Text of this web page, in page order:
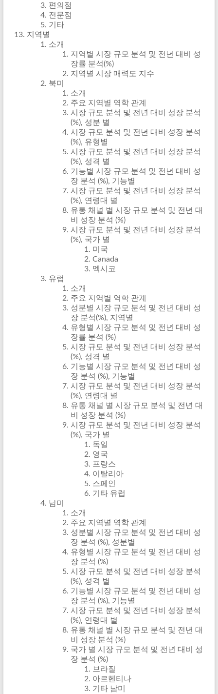
편의점
전문점
기타
지역별
소개
지역별 시장 규모 분석 및 전년 대비 성
장률 분석(%)
지역별 시장 매력도 지수
북미
소개
주요 지역별 역학 관계
시장 규모 분석 및 전년 대비 성장 분석
(%), 성분 별
시장 규모 분석 및 전년 대비 성장 분석
(%), 유형별
시장 규모 분석 및 전년 대비 성장 분석
(%), 성격 별
기능별 시장 규모 분석 및 전년 대비 성
장 분석 (%), 기능별
시장 규모 분석 및 전년 대비 성장 분석
(%), 연령대 별
유통 채널 별 시장 규모 분석 및 전년 대
비 성장 분석 (%)
시장 규모 분석 및 전년 대비 성장 분석
(%), 국가 별
미국
Canada
멕시코
유럽
소개
주요 지역별 역학 관계
성분별 시장 규모 분석 및 전년 대비 성
장 분석(%), 지역별
유형별 시장 규모 분석 및 전년 대비 성
장률 분석 (%)
시장 규모 분석 및 전년 대비 성장 분석
(%), 성격 별
기능별 시장 규모 분석 및 전년 대비 성
장 분석 (%), 기능별
시장 규모 분석 및 전년 대비 성장 분석
(%), 연령대 별
유통 채널 별 시장 규모 분석 및 전년 대
비 성장 분석 (%)
시장 규모 분석 및 전년 대비 성장 분석
(%), 국가 별
독일
영국
프랑스
이탈리아
스페인
기타 유럽
남미
소개
주요 지역별 역학 관계
성분별 시장 규모 분석 및 전년 대비 성
장 분석 (%), 성분별
유형별 시장 규모 분석 및 전년 대비 성
장 분석 (%)
시장 규모 분석 및 전년 대비 성장 분석
(%), 성격 별
기능별 시장 규모 분석 및 전년 대비 성
장 분석 (%), 기능별
시장 규모 분석 및 전년 대비 성장 분석
(%), 연령대 별
유통 채널 별 시장 규모 분석 및 전년 대
비 성장 분석 (%)
국가 별 시장 규모 분석 및 전년 대비 성
장 분석 (%)
브라질
아르헨티나
기타 남미